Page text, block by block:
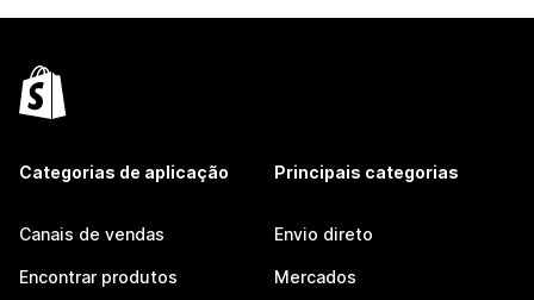
Categorias de aplicação
Canais de vendas
Encontrar produtos
Principais categorias
Envio direto
Mercados